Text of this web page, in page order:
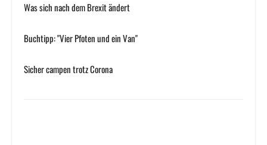
Was sich nach dem Brexit ändert
Buchtipp: "Vier Pfoten und ein Van"
Sicher campen trotz Corona